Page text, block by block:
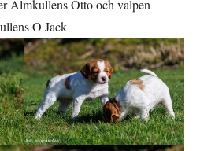
Almkullens Otto och valpen
O Jack